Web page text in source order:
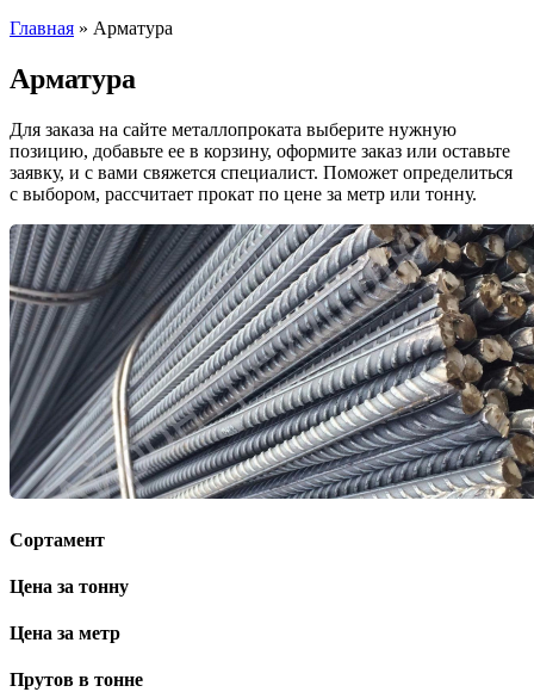
Главная » Арматура
Арматура
Для заказа на сайте металлопроката выберите нужную
позицию, добавьте ее в корзину, оформите заказ или оставьте
заявку, и с вами свяжется специалист. Поможет определиться
с выбором, рассчитает прокат по цене за метр или тонну.
Сортамент
Цена за тонну
Цена за метр
Прутов в тонне